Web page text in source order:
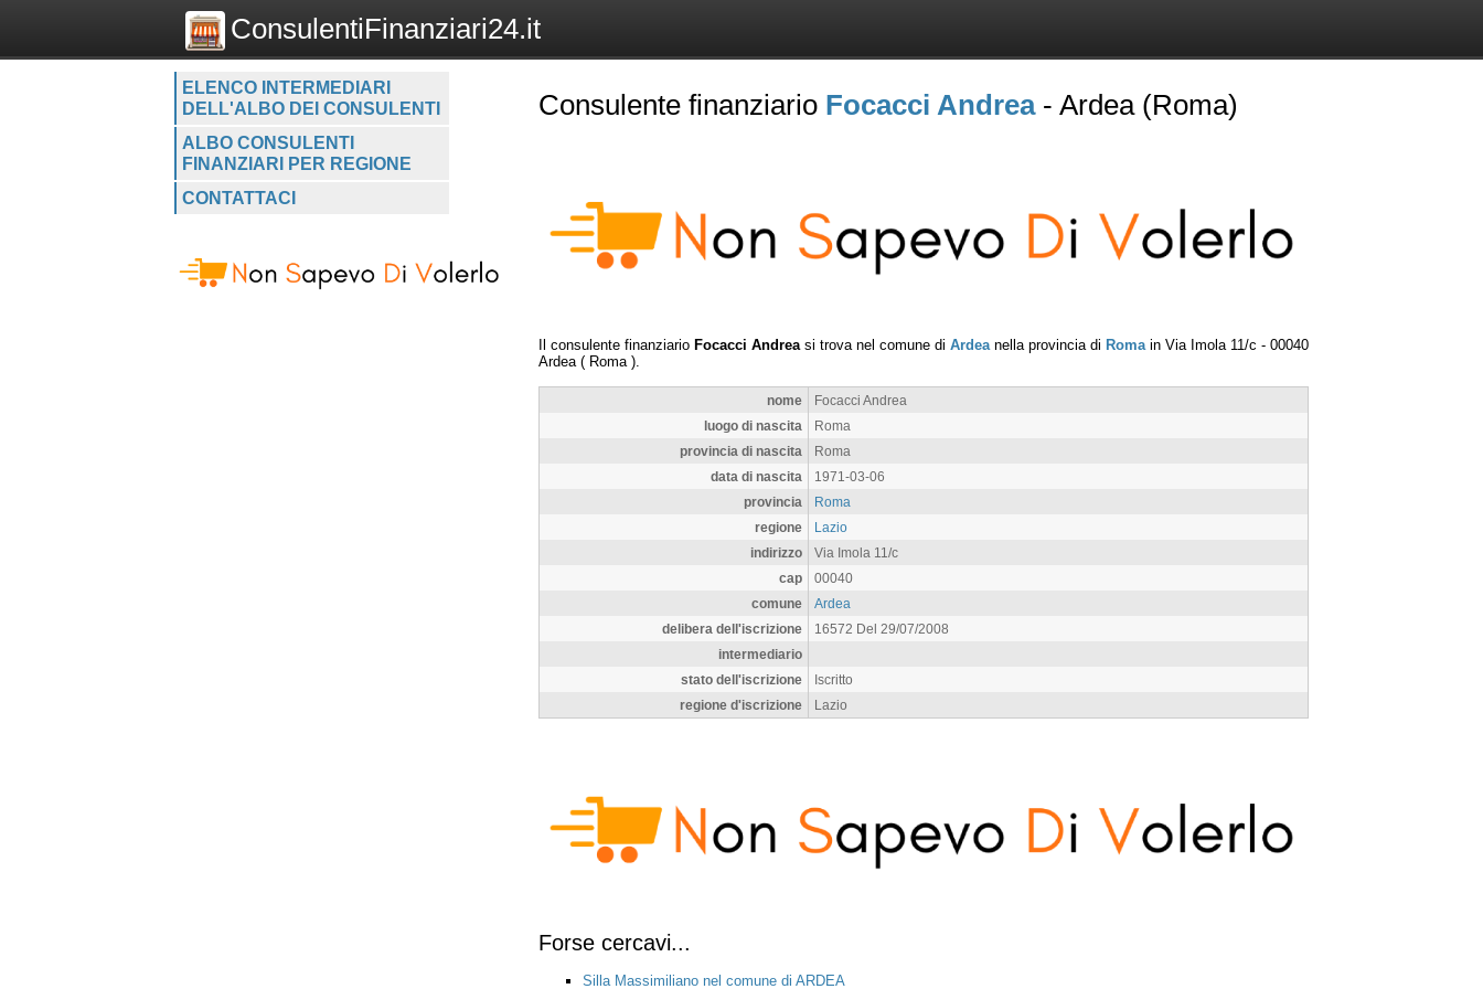
ConsulentiFinanziari24.it
ELENCO INTERMEDIARI
DELL'ALBO DEI CONSULENTI
ALBO CONSULENTI
FINANZIARI PER REGIONE
CONTATTACI
Consulente finanziario Focacci Andrea- Ardea (Roma)
Il consulente finanziario Focacci Andrea si trova nel comune di Ardea nella provincia di Roma in Via Imola 11/c - 00040
Ardea ( Roma ).
nome
Focacci Andrea
luogo di nascita
Roma
provincia di nascita
Roma
data di nascita
1971-03-06
provincia
Roma
regione
Lazio
indirizzo
Via Imola 11/c
cap
00040
comune
Ardea
delibera dell'iscrizione
16572 Del 29/07/2008
intermediario
stato dell'iscrizione
Iscritto
regione d'iscrizione
Lazio
Forse cercavi...
Silla Massimiliano nel comune di ARDEA